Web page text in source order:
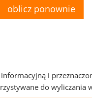
oblicz ponownie
i
do wyliczania